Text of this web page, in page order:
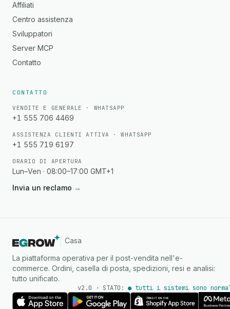
Affiliati
Centro assistenza
Sviluppatori
Server MCP
Contatto
CONTATTO
VENDITE E GENERALE · WHATSAPP
+1 555 706 4469
ASSISTENZA CLIENTI ATTIVA · WHATSAPP
+1 555 719 6197
ORARIO DI APERTURA
Lun–Ven · 08:00–17:00 GMT+1
Invia un reclamo →
Casa
La piattaforma operativa per il post-vendita nell'e-
commerce. Ordini, casella di posta, spedizioni, resi e analisi:
tutto unificato.
v2.0 · STATO: ● tutti i sistemi sono